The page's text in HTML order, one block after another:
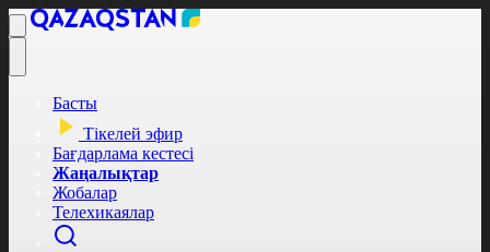
Басты
Тікелей эфир
Бағдарлама кестесі
Жаңалықтар
Жобалар
Телехикаялар